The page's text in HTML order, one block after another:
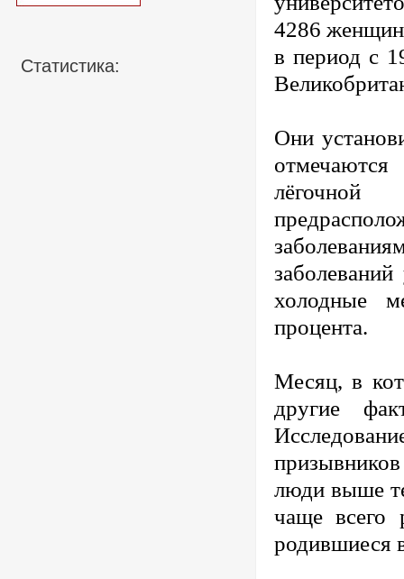
Статистика:
4286 женщин
в период с
Они
холодные
процента.
Месяц, в
другие
люди выше
чаще всего
родившиеся